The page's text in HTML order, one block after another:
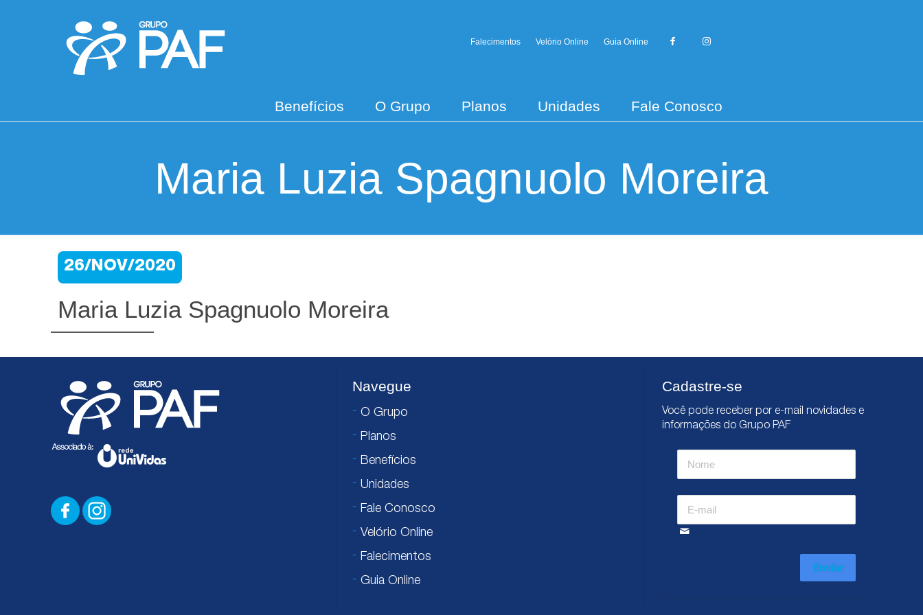
Falecimentos Velório Online Guia Online
Benefícios O Grupo Planos Unidades Fale Conosco
Maria Luzia Spagnuolo Moreira
26/NOV/2020
Maria Luzia Spagnuolo Moreira
Navegue
O Grupo
Planos
Benefícios
Unidades
Fale Conosco
Velório Online
Falecimentos
Guia Online
Cadastre-se
Você pode receber por e-mail novidades e
informações do Grupo PAF
Enviar